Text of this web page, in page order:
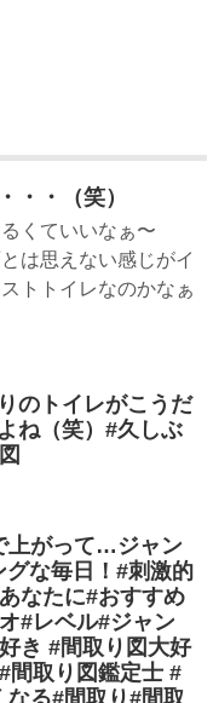
・・（笑）
くていいなぁ〜
は思えない感じがイ
トトイレなのかなぁ
のトイレがこうだ
ね（笑）#久しぶ
上がって…ジャン
グな毎日！#刺激的
なたに#おすすめ
#レベル#ジャン
き #間取り図大好
間取り図鑑定士 #
る#間取り#間取